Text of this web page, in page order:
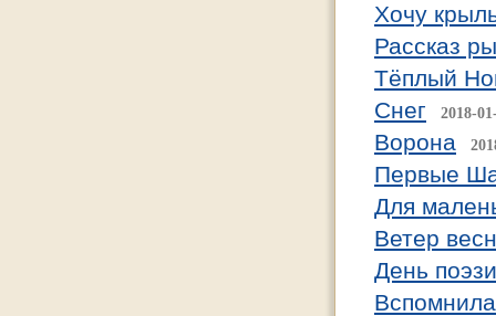
Хочу
Рассказ
Тёплый
Снег
2018-
Ворона
Первые
Для
Ветер
День